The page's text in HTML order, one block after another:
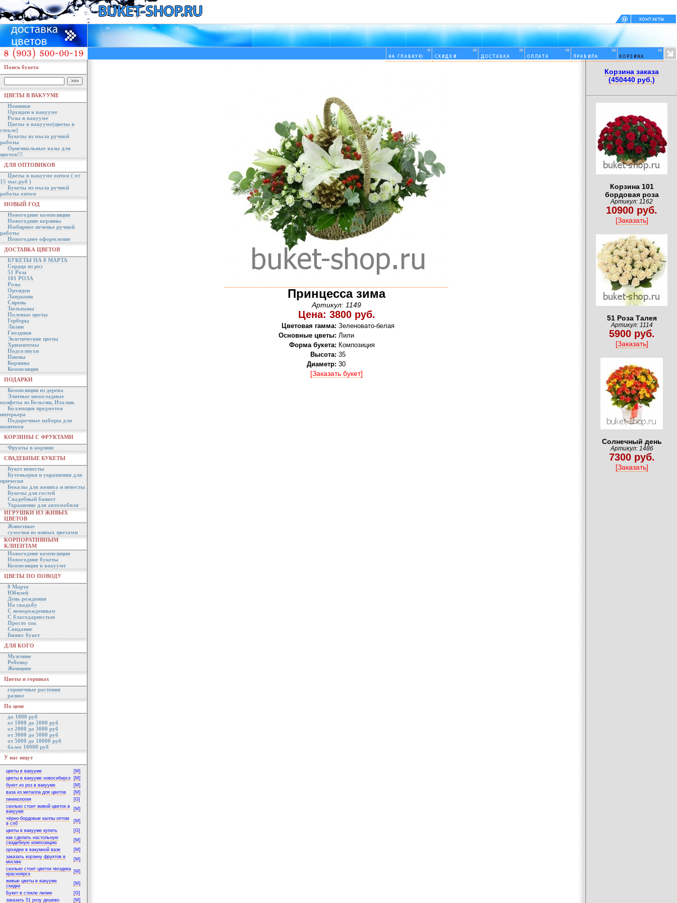
Поиск букета
ЦВЕТЫ В ВАКУУМЕ
Новинки
Орхидеи в вакууме
Розы в вакууме
Цветы в вакууме(цветы в
стекле)
Букеты из мыла ручной
работы
Оригинальные вазы для
цветов!!!
ДЛЯ ОПТОВИКОВ
Цветы в вакууме оптом ( от
15 тыс.руб )
Букеты из мыла ручной
работы оптом
НОВЫЙ ГОД
Новогодние композиции
Новогодние корзины
Имбирное печенье ручной
работы
Новогоднее оформление
ДОСТАВКА ЦВЕТОВ
БУКЕТЫ НА 8 МАРТА
Сердца из роз
51 Роза
101 РОЗА
Розы
Орхидеи
Ландыши
Сирень
Тюльпаны
Полевые цветы
Герберы
Лилии
Гвоздики
Экзотические цветы
Хризантемы
Подсолнухи
Пионы
Корзины
Композиции
ПОДАРКИ
Композиции из дерева
Элитные шоколадные
конфеты из Бельгии, Италии.
Коллекция предметов
интерьера
Подарочные наборы для
напитков
КОРЗИНЫ С ФРУКТАМИ
Фрукты в корзине
СВАДЕБНЫЕ БУКЕТЫ
Букет невесты
Бутоньерки и украшения для
прически
Бокалы для жениха и невесты
Букеты для гостей
Свадебный банкет
Украшение для автомобиля
ИГРУШКИ ИЗ ЖИВЫХ
ЦВЕТОВ
Животные
сумочки из живых цветами
КОРПОРАТИВНЫМ
КЛИЕНТАМ
Новогодние композиции
Новогодние букеты
Композиция в вакууме
ЦВЕТЫ ПО ПОВОДУ
8 Марта
Юбилей
День рождения
На свадьбу
С новорожденным
С благодарностью
Просто так
Свидание
Бизнес букет
ДЛЯ КОГО
Мужчине
Ребенку
Женщине
Цветы в горшках
горшечные растения
разное
По цене
до 1000 руб
от 1000 до 2000 руб
от 2000 до 3000 руб
от 3000 до 5000 руб
от 5000 до 10000 руб
более 10000 руб
У нас ищут
цветы в вакууме
[M]
цветы в вакууме новосибирск
[M]
букет из роз в вакууме
[M]
ваза из металла для цветов
[M]
гинекология
[G]
сколько стоит живой цветок в
вакууме
[M]
чёрно-бордовые каллы оптом
в спб
[M]
цветы в вакууме купить
[G]
как сделать настольную
свадебную композицию
[M]
орхидеи в вакумной вазе
[M]
заказать корзину фруктов в
москве
[M]
сколько стоит цветок гвоздика
красноярск
[M]
живые цветы в вакууме
скидки
[M]
Букет в стекле лилии
[G]
заказать 51 розу дешево
[M]
Принцесса зима
Артикул: 1149
Цена: 3800 руб.
Цветовая гамма: Зеленовато-белая
Основные цветы: Лили
Форма букета: Композиция
Высота: 35
Диаметр: 30
[Заказать букет]
Корзина заказа
(450440 руб.)
Корзина 101
бордовая роза
Артикул: 1162
10900 руб.
[Заказать]
51 Роза Талея
Артикул: 1114
5900 руб.
[Заказать]
Солнечный день
Артикул: 1486
7300 руб.
[Заказать]